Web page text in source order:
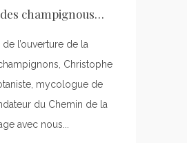
champignous…
de l’ouverture de la
Christophe
mycologue de
du Chemin de la
avec nous...